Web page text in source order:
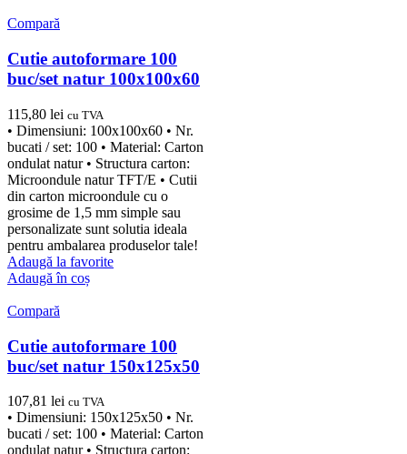
Compară
Cutie autoformare 100
buc/set natur 100x100x60
115,80 lei cu TVA
• Dimensiuni: 100x100x60 • Nr.
bucati / set: 100 • Material: Carton
ondulat natur • Structura carton:
Microondule natur TFT/E • Cutii
din carton microondule cu o
grosime de 1,5 mm simple sau
personalizate sunt solutia ideala
pentru ambalarea produselor tale!
Adaugă la favorite
Adaugă în coș
Compară
Cutie autoformare 100
buc/set natur 150x125x50
107,81 lei cu TVA
• Dimensiuni: 150x125x50 • Nr.
bucati / set: 100 • Material: Carton
ondulat natur • Structura carton: